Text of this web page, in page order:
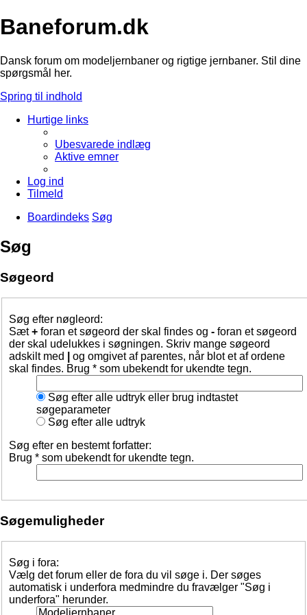
Baneforum.dk
Dansk forum om modeljernbaner og rigtige jernbaner. Stil dine
spørgsmål her.
Spring til indhold
Hurtige links
Ubesvarede indlæg
Aktive emner
Log ind
Tilmeld
Boardindeks Søg
Søg
Søgeord
Søg efter nøgleord:
Sæt+ foran et søgeord der skal findes og - foran et søgeord
der skal udelukkes i søgningen. Skriv mange søgeord
adskilt med
og omgivet af parentes, når blot et af ordene
skal findes. Brug * som ubekendt for ukendte tegn.
Søg efter alle udtryk eller brug indtastet
søgeparameter
Søg efter alle udtryk
Søg efter en bestemt forfatter:
Brug * som ubekendt for ukendte tegn.
Søgemuligheder
Søg i fora:
Vælg det forum eller de fora du vil søge i. Der søges
automatisk i underfora medmindre du fravælger "Søg i
underfora" herunder.